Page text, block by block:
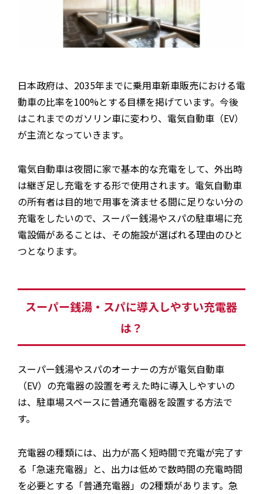
日本政府は、2035年までに乗用車新車販売における電
動車の比率を100%とする目標を掲げています。今後
はこれまでのガソリン車に変わり、電気自動車（EV）
が主流となっていきます。
電気自動車は夜間に家で基本的な充電をして、外出時
は継ぎ足し充電をする形で使用されます。電気自動車
の所有者は目的地で用事を済ませる間に足りない分の
充電をしたいので、スーパー銭湯やスパの駐車場に充
電設備があることは、その施設が選ばれる理由のひと
つとなります。
スーパー銭湯・スパに導入しやすい充電器
は？
スーパー銭湯やスパのオーナーの方が電気自動車
（EV）の充電器の設置を考えた時に導入しやすいの
は、駐車場スペースに普通充電器を設置する方法で
す。
充電器の種類には、出力が高く短時間で充電が完了す
る「急速充電器」と、出力は低めで数時間の充電時間
を必要とする「普通充電器」の2種類があります。急